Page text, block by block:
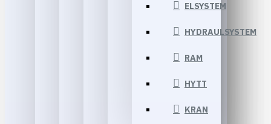
ELSYSTEM
HYDRAULSYSTEM
RAM
HYTT
KRAN